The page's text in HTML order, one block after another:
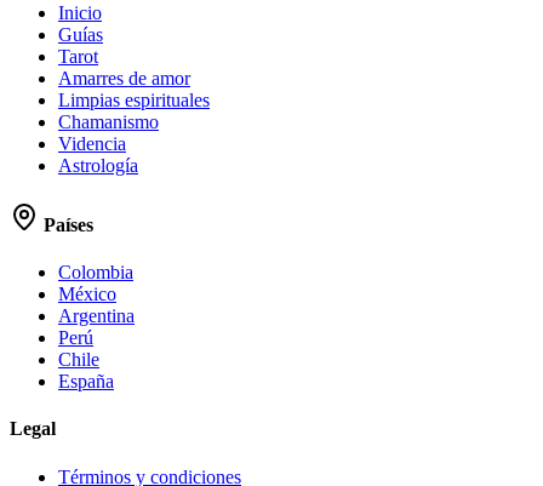
Inicio
Guías
Tarot
Amarres de amor
Limpias espirituales
Chamanismo
Videncia
Astrología
Países
Colombia
México
Argentina
Perú
Chile
España
Legal
Términos y condiciones